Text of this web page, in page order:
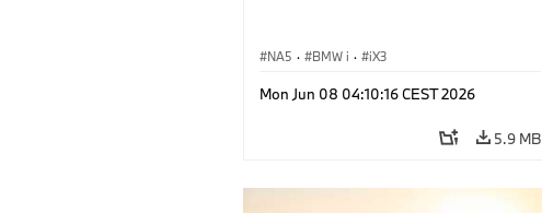
NA5 · BMW i · iX3
Mon Jun 08 04:10:16 CEST 2026
5.9 MB